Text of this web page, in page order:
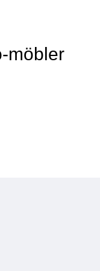
möbler